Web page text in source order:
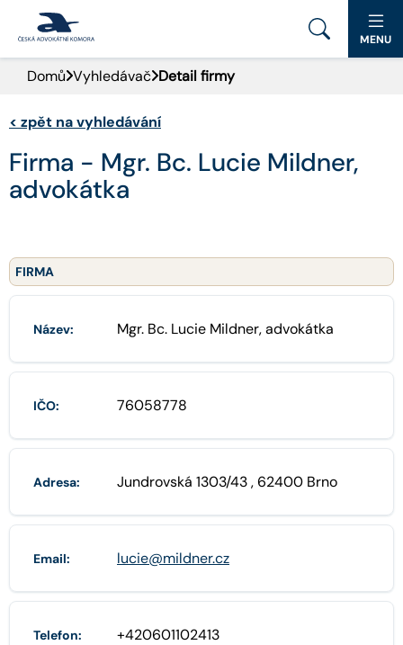
PORTÁL ČAK
DOMŮ
AKTUALITY
PRO VEŘEJNOST
MENU
Domů Vyhledávač Detail firmy
< zpět na vyhledávání
Firma - Mgr. Bc. Lucie Mildner,
advokátka
FIRMA
Název: Mgr. Bc. Lucie Mildner, advokátka
IČO: 76058778
Adresa: Jundrovská 1303/43 , 62400 Brno
Email: lucie@mildner.cz
Telefon: +420601102413